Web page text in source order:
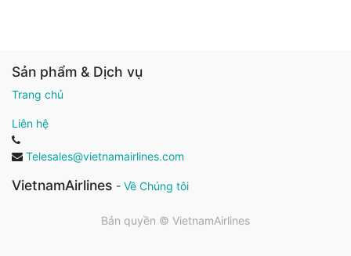
Sản phẩm & Dịch vụ
Trang chủ
Liên hệ
Telesales@vietnamairlines.com
VietnamAirlines - Về Chúng tôi
Bản quyền © VietnamAirlines